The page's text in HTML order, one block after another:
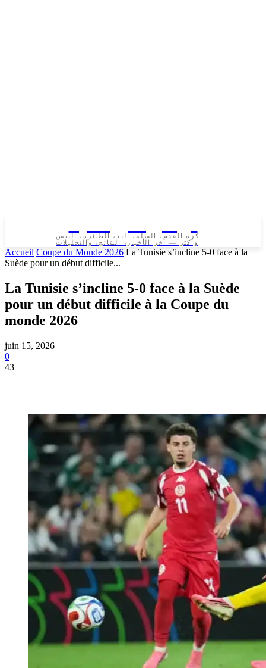
كرة القدم، السلة، اليد، الطائرة، التنس
وأكثر — آخر الأخبار، النتائج، والتحليلات
Accueil Coupe du Monde 2026 La Tunisie s’incline 5-0 face à la
Suède pour un début difficile...
La Tunisie s’incline 5-0 face à la Suède
pour un début difficile à la Coupe du
monde 2026
juin 15, 2026
0
43